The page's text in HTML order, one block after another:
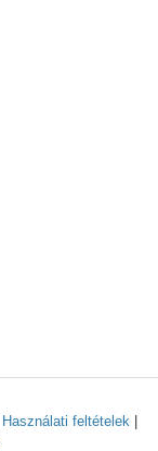
Használati feltételek